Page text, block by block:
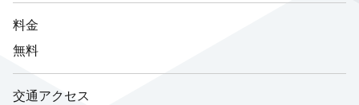
料金
無料
交通アクセス